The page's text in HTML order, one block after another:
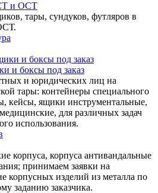
и ОСТ
тары, сундуков, футляров в
и боксы под заказ
и юридических лиц на
тары: контейнеры специального
кейсы, ящики инструментальные,
для различных задач
использования.
корпуса, корпуса антивандальные
принимаем заявки на
корпусных изделий из металла по
заданию заказчика.